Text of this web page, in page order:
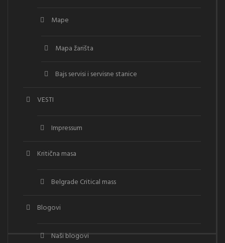
Mape
Mapa žarišta
Bajs servisi i servisne stanice
VESTI
Impressum
Kritična masa
Belgrade Critical mass
Blogovi
Naši blogovi